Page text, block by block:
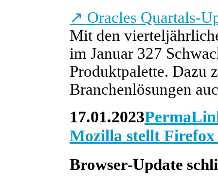
↗ Oracles Quartals-
Mit den
im Januar 327
Produktpalette. Dazu
Branchenlösungen
17.01.2023
Mozilla stellt Firefox
Browser-Update